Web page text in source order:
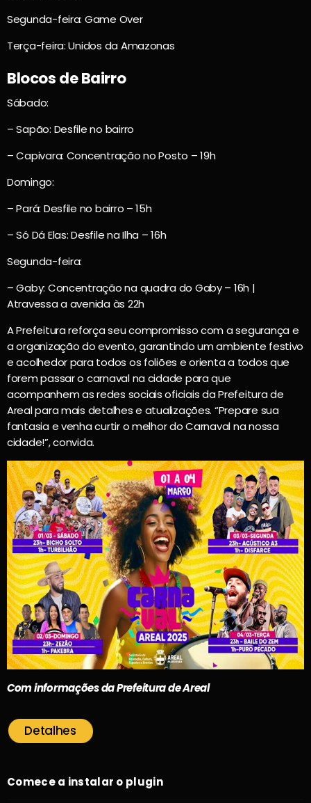
Segunda-feira: Game Over
Terça-feira: Unidos da Amazonas
Blocos de Bairro
Sábado:
– Sapão: Desfile no bairro
– Capivara: Concentração no Posto – 19h
Domingo:
– Pará: Desfile no bairro – 15h
– Só Dá Elas: Desfile na Ilha – 16h
Segunda-feira:
– Gaby: Concentração na quadra do Gaby – 16h |
Atravessa a avenida às 22h
A Prefeitura reforça seu compromisso com a segurança e
a organização do evento, garantindo um ambiente festivo
e acolhedor para todos os foliões e orienta a todos que
forem passar o carnaval na cidade para que
acompanhem as redes sociais oficiais da Prefeitura de
Areal para mais detalhes e atualizações. “Prepare sua
fantasia e venha curtir o melhor do Carnaval na nossa
cidade!”, convida.
Com informações da Prefeitura de Areal
Detalhes
Comece a instalar o plugin